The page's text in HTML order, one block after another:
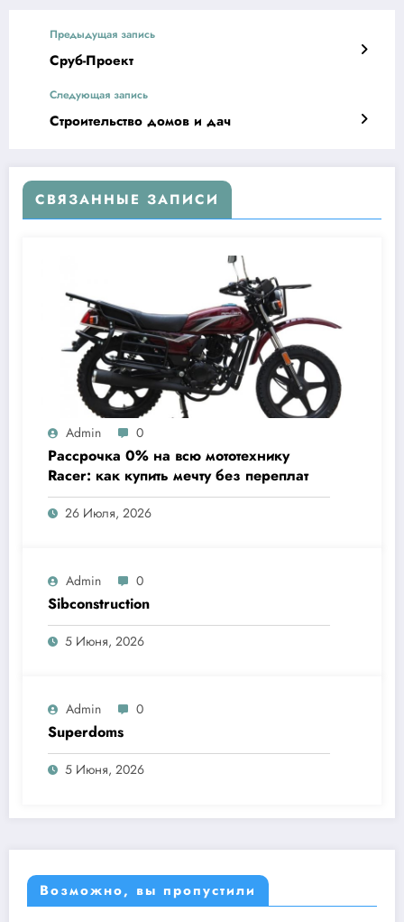
Предыдущая запись
Сруб-Проект
Следующая запись
Строительство домов и дач
СВЯЗАННЫЕ ЗАПИСИ
Admin 0
Рассрочка 0% на всю мототехнику
Racer: как купить мечту без переплат
26 Июля, 2026
Admin 0
Sibconstruction
5 Июня, 2026
Admin 0
Superdoms
5 Июня, 2026
Возможно, вы пропустили